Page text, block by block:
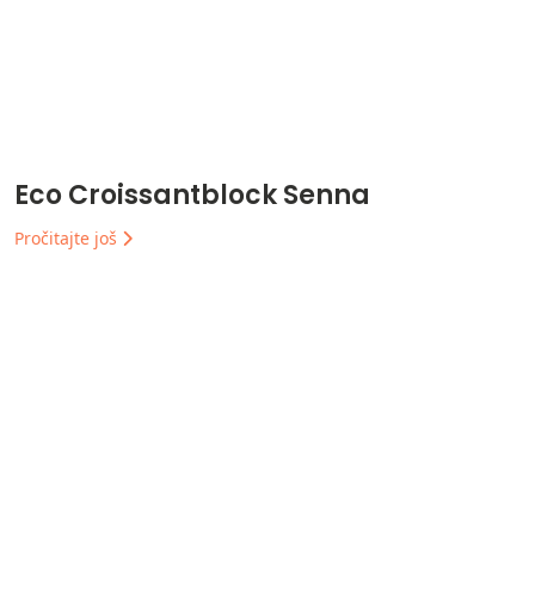
Eco Croissantblock Senna
Pročitajte još